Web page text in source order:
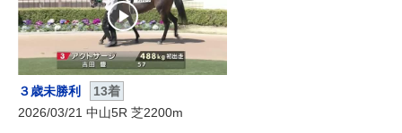
３歳未勝利
13着
2026/03/21 中山5R 芝2200m